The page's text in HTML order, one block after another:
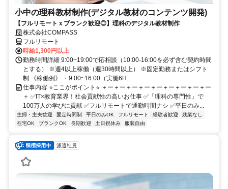
小中の理科教材制作(デジタル教材のコンテンツ開発)
【フルリモートｘブランク歓迎◎】理科のデジタル教材制作
株式会社COMPASS
フルリモート
時給1,300円以上
勤務時間詳細 9:00~19:00で応相談（10:00-16:00を必ず含む契約時間
とする） ※週4以上稼働（週30時間以上） ※固定勤務またはシフト
制 《稼働例》 ・9:00~16:00（実働6H...
仕事内容 ⭐ここがポイント⭐ ＋ー＋ー＋ー＋ー＋ー＋ー＋ー＋ー＋ー
＋ ✅IT×教育業界！社会貢献性の高いお仕事 ✅「理科の専門性」で
100万人の学びに貢献 ✅フルリモートで通勤時間ナシ ✅平日のみ...
主婦・主夫歓迎 固定時間制 平日のみOK フルリモート 経験者歓迎
残業なし
在宅OK
ブランクOK 長期歓迎 土日祝休み 服装自由
派遣社員